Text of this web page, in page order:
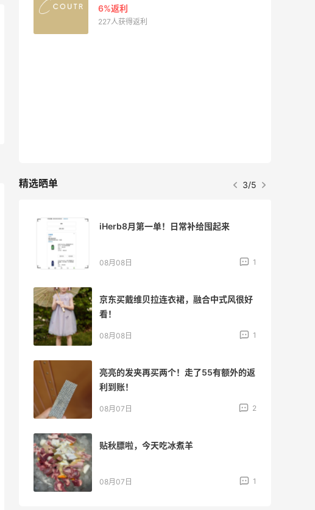
6%返利
227人获得返利
精选晒单 3/5
iHerb8月第一单！日常补给囤起来
08月08日 1
京东买戴维贝拉连衣裙，融合中式风很好
看！
08月08日 1
亮亮的发夹再买两个！走了55有额外的返
利到账！
08月07日 2
贴秋膘啦，今天吃冰煮羊
08月07日 1